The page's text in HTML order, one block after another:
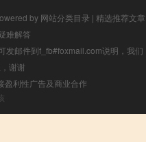
by 网站分类目录 | 精选推荐文章
难解答
发邮件到f_fb#foxmail.com说明，我们
谢谢
盈利性广告及商业合作